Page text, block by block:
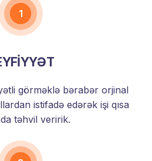
1
görməklə bərabər orjinal
istifadə edərək işi qısa
təhvil veririk.